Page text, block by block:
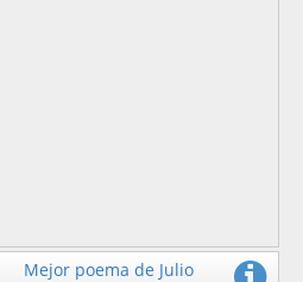
Mejor poema de Julio